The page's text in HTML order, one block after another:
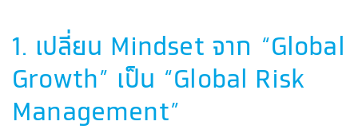
1. เปลี่ยน Mindset จาก “Global
Growth” เป็น “Global Risk
Management”